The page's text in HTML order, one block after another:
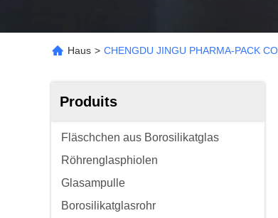
Haus > CHENGDU JINGU PHARMA-PACK
Produits
Fläschchen aus Borosilikatglas
Röhrenglasphiolen
Glasampulle
Borosilikatglasrohr